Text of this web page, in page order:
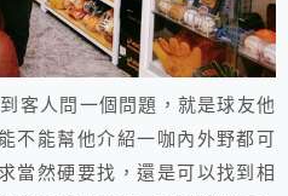
人問一個問題，就是球友他
不能幫他介紹一咖內外野都可
當然硬要找，還是可以找到相